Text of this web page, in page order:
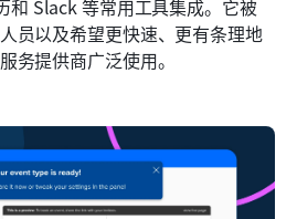
员以及希望更快速、更有条理地
务提供商广泛使用。